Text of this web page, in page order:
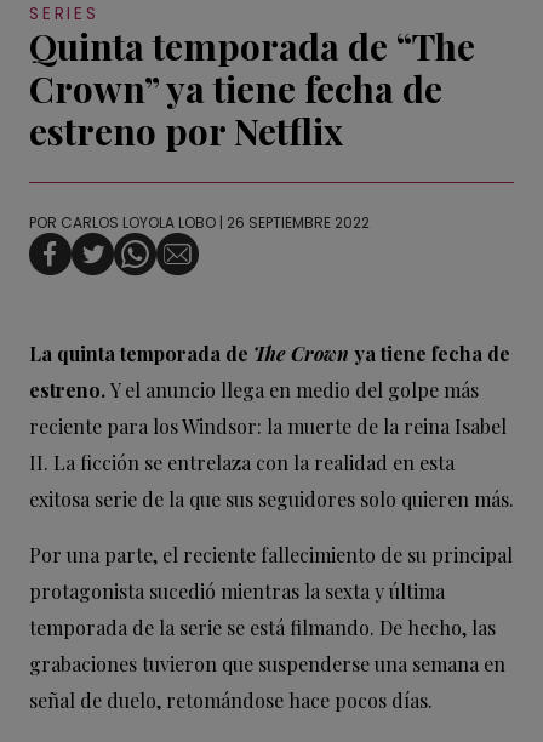
SERIES
Quinta temporada de “The
Crown” ya tiene fecha de
estreno por Netflix
POR CARLOS LOYOLA LOBO | 26 SEPTIEMBRE 2022
La quinta temporada de The Crown ya tiene fecha de
estreno.Y el anuncio llega en medio del golpe más
reciente para los Windsor: la muerte de la reina Isabel
II. La ficción se entrelaza con la realidad en esta
exitosa serie de la que sus seguidores solo quieren más.
Por una parte, el reciente fallecimiento de su principal
protagonista sucedió mientras la sexta y última
temporada de la serie se está filmando. De hecho, las
grabaciones tuvieron que suspenderse una semana en
señal de duelo, retomándose hace pocos días.